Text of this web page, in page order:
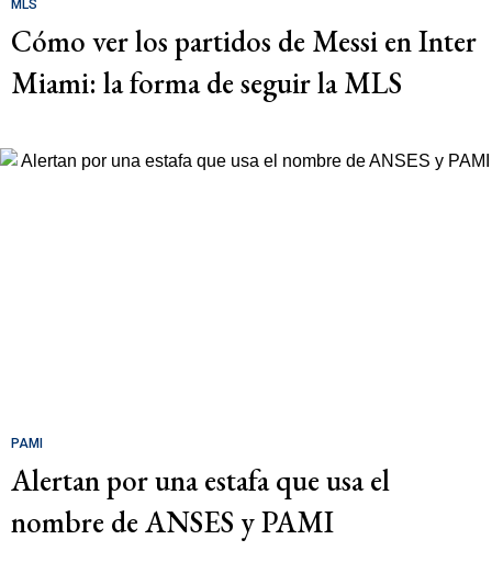
MLS
Cómo ver los partidos de Messi en Inter
Miami: la forma de seguir la MLS
PAMI
Alertan por una estafa que usa el
nombre de ANSES y PAMI